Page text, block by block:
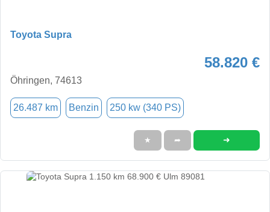
Toyota Supra
58.820 €
Öhringen, 74613
26.487 km Benzin 250 kw (340 PS)
★ ➦ ➜